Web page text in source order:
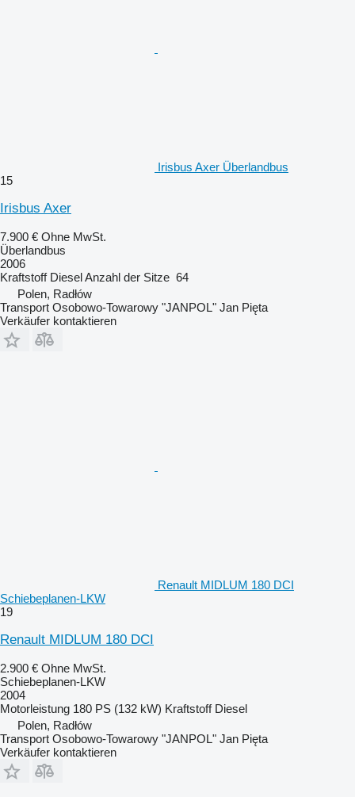
Irisbus Axer Überlandbus
15
Irisbus Axer
7.900 € Ohne MwSt.
Überlandbus
2006
Kraftstoff DieselAnzahl der Sitze 64
Polen, Radłów
Transport Osobowo-Towarowy "JANPOL" Jan Pięta
Verkäufer kontaktieren
Renault MIDLUM 180 DCI
Schiebeplanen-LKW
19
Renault MIDLUM 180 DCI
2.900 € Ohne MwSt.
Schiebeplanen-LKW
2004
Motorleistung 180 PS (132 kW) Kraftstoff Diesel
Polen, Radłów
Transport Osobowo-Towarowy "JANPOL" Jan Pięta
Verkäufer kontaktieren